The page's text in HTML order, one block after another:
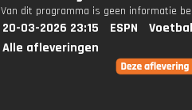
Van dit programma is geen informatie
20-03-2026 23:15 ESPN
Alle afleveringen